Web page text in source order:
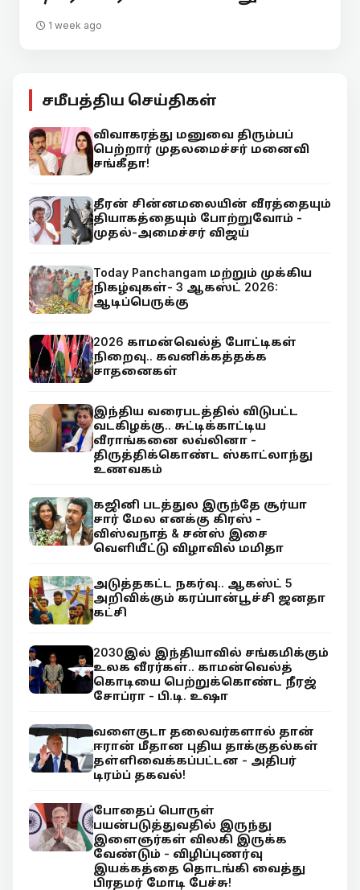
1 week ago
சமீபத்திய செய்திகள்
விவாகரத்து மனுவை திரும்பப்
பெற்றார் முதலமைச்சர் மனைவி
சங்கீதா!
தீரன் சின்னமலையின் வீரத்தையும்
தியாகத்தையும் போற்றுவோம் -
முதல்-அமைச்சர் விஜய்
Today Panchangam மற்றும் முக்கிய
நிகழ்வுகள்- 3 ஆகஸ்ட் 2026:
ஆடிப்பெருக்கு
2026 காமன்வெல்த் போட்டிகள்
நிறைவு.. கவனிக்கத்தக்க
சாதனைகள்
இந்திய வரைபடத்தில் விடுபட்ட
வடகிழக்கு.. சுட்டிக்காட்டிய
வீராங்கனை லவ்லினா -
திருத்திக்கொண்ட ஸ்காட்லாந்து
உணவகம்
கஜினி படத்துல இருந்தே சூர்யா
சார் மேல எனக்கு கிரஸ் -
விஸ்வநாத் & சன்ஸ் இசை
வெளியீட்டு விழாவில் மமிதா
அடுத்தகட்ட நகர்வு.. ஆகஸ்ட் 5
அறிவிக்கும் கரப்பான்பூச்சி ஜனதா
கட்சி
2030இல் இந்தியாவில் சங்கமிக்கும்
உலக வீரர்கள்.. காமன்வெல்த்
கொடியை பெற்றுக்கொண்ட நீரஜ்
சோப்ரா - பி.டி. உஷா
வளைகுடா தலைவர்களால் தான்
ஈரான் மீதான புதிய தாக்குதல்கள்
தள்ளிவைக்கப்பட்டன - அதிபர்
டிரம்ப் தகவல்!
போதைப் பொருள்
பயன்படுத்துவதில் இருந்து
இளைஞர்கள் விலகி இருக்க
வேண்டும் - விழிப்புணர்வு
இயக்கத்தை தொடங்கி வைத்து
பிரதமர் மோடி பேச்சு!